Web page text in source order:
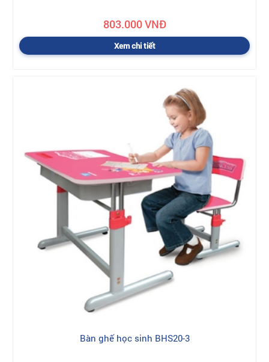
803.000 VNĐ
Xem chi tiết
Bàn ghế học sinh BHS20-3